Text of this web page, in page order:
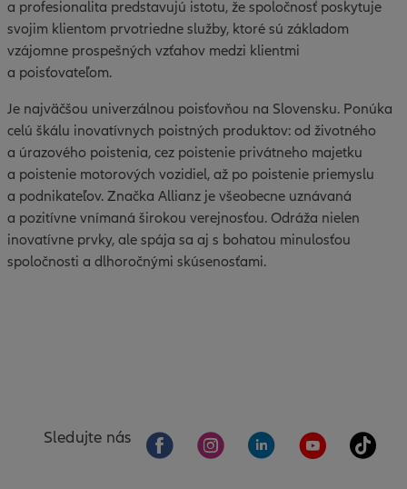
a profesionalita predstavujú istotu, že spoločnosť poskytuje
svojim klientom prvotriedne služby, ktoré sú základom
vzájomne prospešných vzťahov medzi klientmi
a poisťovateľom.
Je najväčšou univerzálnou poisťovňou na Slovensku. Ponúka
celú škálu inovatívnych poistných produktov: od životného
a úrazového poistenia, cez poistenie privátneho majetku
a poistenie motorových vozidiel, až po poistenie priemyslu
a podnikateľov. Značka Allianz je všeobecne uznávaná
a pozitívne vnímaná širokou verejnosťou. Odráža nielen
inovatívne prvky, ale spája sa aj s bohatou minulosťou
spoločnosti a dlhoročnými skúsenosťami.
Sledujte nás